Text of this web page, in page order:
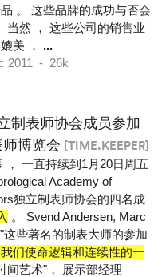
。 这些品牌的成功与否会
当然 ， 这些公司的销售业
美 ， ...
2011 - 26k
制表师协会成员参加
博览会 [TIME.KEEPER]
， 一直持续到1月20日周五
Academy of
独立制表师协会的四名成
。 Svend Andersen, Marc
这些著名的制表大师的参加
们使命逻辑和连续性的一
间艺术"， 展示部经理